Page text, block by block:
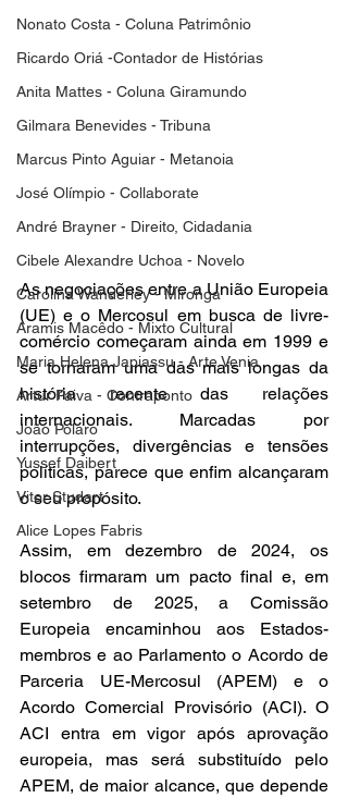
Nonato Costa - Coluna Patrimônio
Ricardo Oriá -Contador de Histórias
Anita Mattes - Coluna Giramundo
Gilmara Benevides - Tribuna
Marcus Pinto Aguiar - Metanoia
José Olímpio - Collaborate
André Brayner - Direito, Cidadania
Cibele Alexandre Uchoa - Novelo
Carolina Wanderley - Mironga
Aramis Macêdo - Mixto Cultural
Maria Helena Japiassu - Arte Venia
Artur Paiva - Contraponto
João Polaro
Yussef Daibert
Vitor Studart
Alice Lopes Fabris
As negociações entre a União Europeia
(UE) e o Mercosul em busca de livre-
comércio começaram ainda em 1999 e
se tornaram uma das mais longas da
história recente das relações
internacionais. Marcadas por
interrupções, divergências e tensões
políticas, parece que enfim alcançaram
o seu propósito.
Assim, em dezembro de 2024, os
blocos firmaram um pacto final e, em
setembro de 2025, a Comissão
Europeia encaminhou aos Estados-
membros e ao Parlamento o Acordo de
Parceria UE-Mercosul (APEM) e o
Acordo Comercial Provisório (ACI). O
ACI entra em vigor após aprovação
europeia, mas será substituído pelo
APEM, de maior alcance, que depende